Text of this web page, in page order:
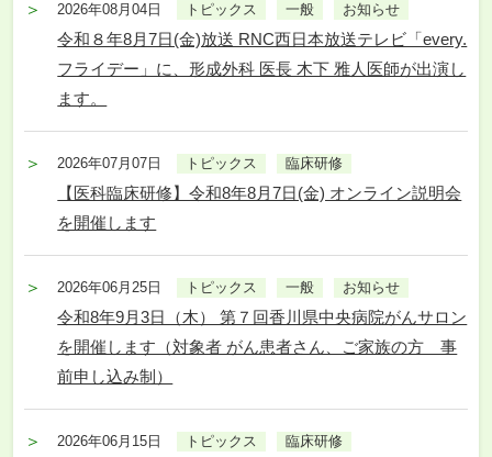
2026年08月04日 トピックス 一般 お知らせ
令和８年8月7日(金)放送 RNC西日本放送テレビ「every.
フライデー」に、形成外科 医長 木下 雅人医師が出演し
ます。
2026年07月07日 トピックス 臨床研修
【医科臨床研修】令和8年8月7日(金) オンライン説明会
を開催します
2026年06月25日 トピックス 一般 お知らせ
令和8年9月3日（木） 第７回香川県中央病院がんサロン
を開催します（対象者 がん患者さん、ご家族の方 事
前申し込み制）
2026年06月15日 トピックス 臨床研修